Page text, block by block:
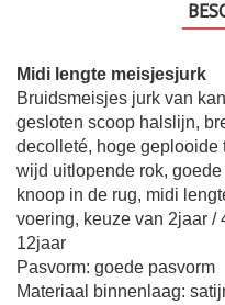
Midi lengte meisjesjurk
Bruidsmeisjes jurk van
gesloten scoop halslijn,
decolleté, hoge geplooide
wijd uitlopende rok,
knoop in de rug, midi
voering, keuze van 2jaar /
12jaar
Pasvorm: goede pasvorm
Materiaal binnenlaag: